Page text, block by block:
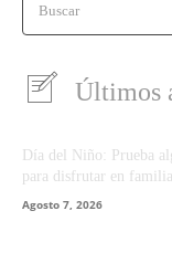
Buscar
Últimos
Día del Niño: Prueba
para disfrutar en familia
Agosto 7, 2026